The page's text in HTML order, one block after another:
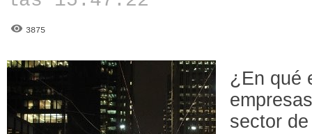
3875
¿En qué
sector